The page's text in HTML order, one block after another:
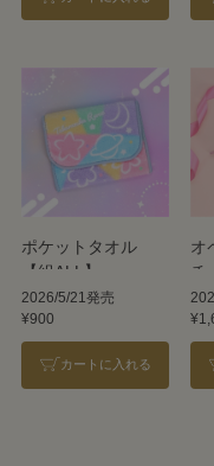
ポケットタオル
【組ALL】
2026/5/21発売
¥900
カートに入れる
オ
チ